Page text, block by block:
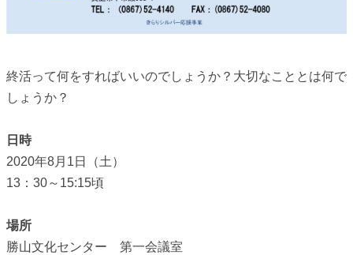
終活って何をすればいいのでしょうか？大切なこととは何で
しょうか？
日時
2020年8月1日（土）
13：30～15:15頃
場所
勝山文化センター 第一会議室